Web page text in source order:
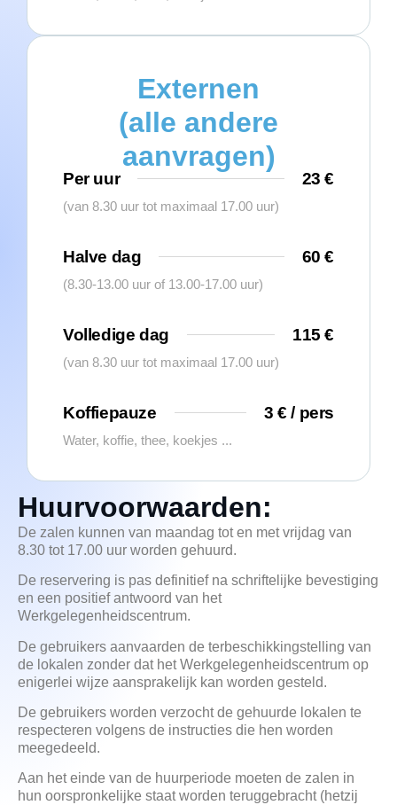
Externen
(alle andere
aanvragen)
Per uur 23 €
(van 8.30 uur tot maximaal 17.00 uur)
Halve dag 60 €
(8.30-13.00 uur of 13.00-17.00 uur)
Volledige dag 115 €
(van 8.30 uur tot maximaal 17.00 uur)
Koffiepauze 3 € / pers
Water, koffie, thee, koekjes ...
Huurvoorwaarden:
De zalen kunnen van maandag tot en met vrijdag van
8.30 tot 17.00 uur worden gehuurd.
De reservering is pas definitief na schriftelijke bevestiging
en een positief antwoord van het
Werkgelegenheidscentrum.
De gebruikers aanvaarden de terbeschikkingstelling van
de lokalen zonder dat het Werkgelegenheidscentrum op
enigerlei wijze aansprakelijk kan worden gesteld.
De gebruikers worden verzocht de gehuurde lokalen te
respecteren volgens de instructies die hen worden
meegedeeld.
Aan het einde van de huurperiode moeten de zalen in
hun oorspronkelijke staat worden teruggebracht (hetzij